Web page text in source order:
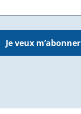
fenêtre.)
Je veux m’abonner